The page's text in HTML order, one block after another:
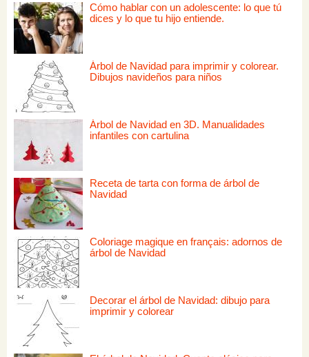
Cómo hablar con un adolescente: lo que tú
dices y lo que tu hijo entiende.
Árbol de Navidad para imprimir y colorear.
Dibujos navideños para niños
Árbol de Navidad en 3D. Manualidades
infantiles con cartulina
Receta de tarta con forma de árbol de
Navidad
Coloriage magique en français: adornos de
árbol de Navidad
Decorar el árbol de Navidad: dibujo para
imprimir y colorear